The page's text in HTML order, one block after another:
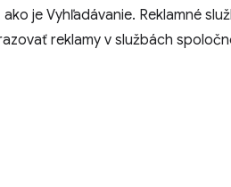
je Vyhľadávanie. Reklamné
reklamy v službách